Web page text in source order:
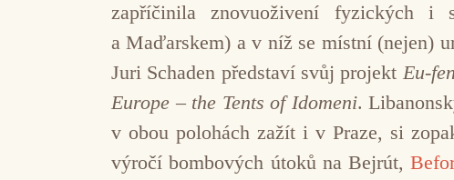
zapříčinila znovuoživení fyzických i
a Maďarskem) a v níž se místní (nejen)
Juri Schaden představí svůj projekt Eu-
Europe – the Tents of Idomeni.
v obou polohách zažít i v Praze, si
výročí bombových útoků na Bejrút,